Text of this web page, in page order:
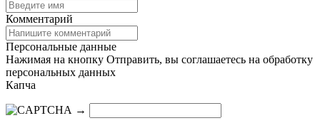
Комментарий
Персональные данные
Нажимая на кнопку Отправить, вы соглашаетесь на обработку
персональных данных
Капча
→